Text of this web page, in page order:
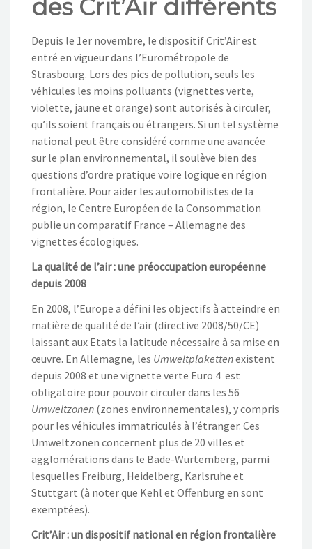
NOS ACTIONS
CONTACT
des Crit’Air différents
Depuis le 1er novembre, le dispositif Crit’Air est
entré en vigueur dans l’Eurométropole de
Strasbourg. Lors des pics de pollution, seuls les
véhicules les moins polluants (vignettes verte,
violette, jaune et orange) sont autorisés à circuler,
qu’ils soient français ou étrangers. Si un tel système
national peut être considéré comme une avancée
sur le plan environnemental, il soulève bien des
questions d’ordre pratique voire logique en région
frontalière. Pour aider les automobilistes de la
région, le Centre Européen de la Consommation
publie un comparatif France – Allemagne des
vignettes écologiques.
La qualité de l’air : une préoccupation européenne
depuis 2008
En 2008, l’Europe a défini les objectifs à atteindre en
matière de qualité de l’air (directive 2008/50/CE)
laissant aux Etats la latitude nécessaire à sa mise en
œuvre. En Allemagne, les Umweltplakettenexistent
depuis 2008 et une vignette verte Euro 4 est
obligatoire pour pouvoir circuler dans les 56
Umweltzonen (zones environnementales), y compris
pour les véhicules immatriculés à l’étranger. Ces
Umweltzonen concernent plus de 20 villes et
agglomérations dans le Bade-Wurtemberg, parmi
lesquelles Freiburg, Heidelberg, Karlsruhe et
Stuttgart (à noter que Kehl et Offenburg en sont
exemptées).
Crit’Air : un dispositif national en région frontalière